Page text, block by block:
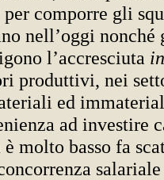
per comporre gli
nell’oggi
l’accresciuta
produttivi, nei
ed
ad investire
molto basso fa